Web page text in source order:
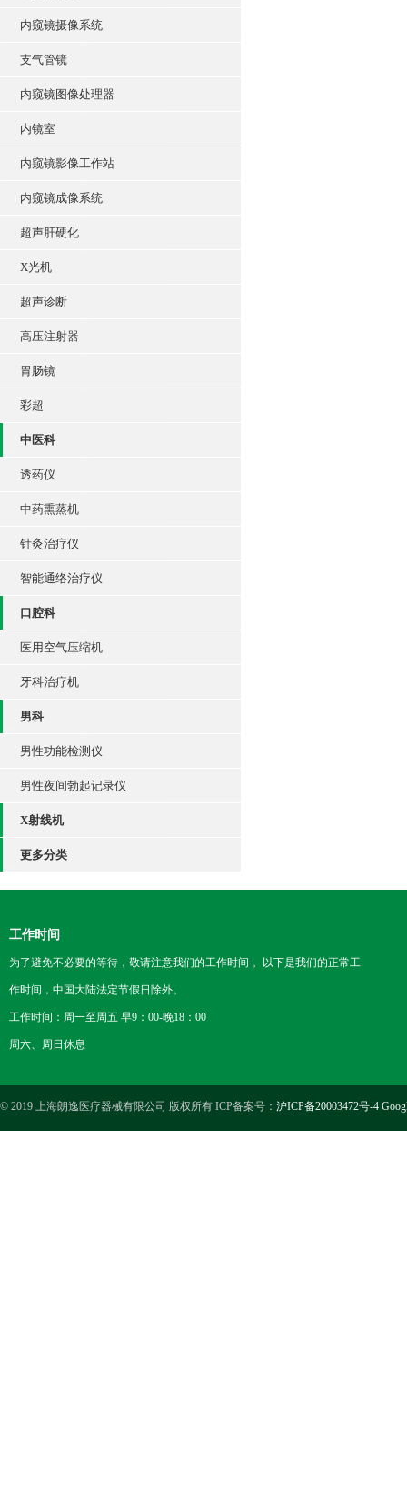
内窥镜摄像系统
支气管镜
内窥镜图像处理器
内镜室
内窥镜影像工作站
内窥镜成像系统
超声肝硬化
X光机
超声诊断
高压注射器
胃肠镜
彩超
中医科
透药仪
中药熏蒸机
针灸治疗仪
智能通络治疗仪
口腔科
医用空气压缩机
牙科治疗机
男科
男性功能检测仪
男性夜间勃起记录仪
X射线机
更多分类
工作时间
为了避免不必要的等待，敬请注意我们的工作时间 。以下是我们的正常工
作时间，中国大陆法定节假日除外。
工作时间：周一至周五 早9：00-晚18：00
周六、周日休息
© 2019 上海朗逸医疗器械有限公司 版权所有 ICP备案号： 沪ICP备20003472号-4